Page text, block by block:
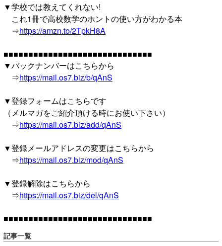
▼学校では教えてくれない!
これ1冊で高校数学のホントの使い方がわかる本
⇒https://amzn.to/2TpkH8A
■■■■■■■■■■■■■■■■■■■■■■■■■■■■■■
▼バックナンバーはこちらから
⇒https://mail.os7.biz/b/qAnS
▼登録フォームはこちらです
（メルマガをご紹介頂ける時にお使い下さい）
⇒https://mail.os7.biz/add/qAnS
▼登録メールアドレスの変更はこちらから
⇒https://mail.os7.biz/mod/qAnS
▼登録解除はこちらから
⇒https://mail.os7.biz/del/qAnS
■■■■■■■■■■■■■■■■■■■■■■■■■■■■■■
記事一覧